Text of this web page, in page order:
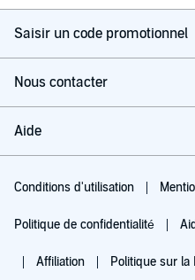
Saisir un code promotionnel
Nous contacter
Aide
Conditions d'utilisation
Politique de confidentialité
Affiliation Politique sur la